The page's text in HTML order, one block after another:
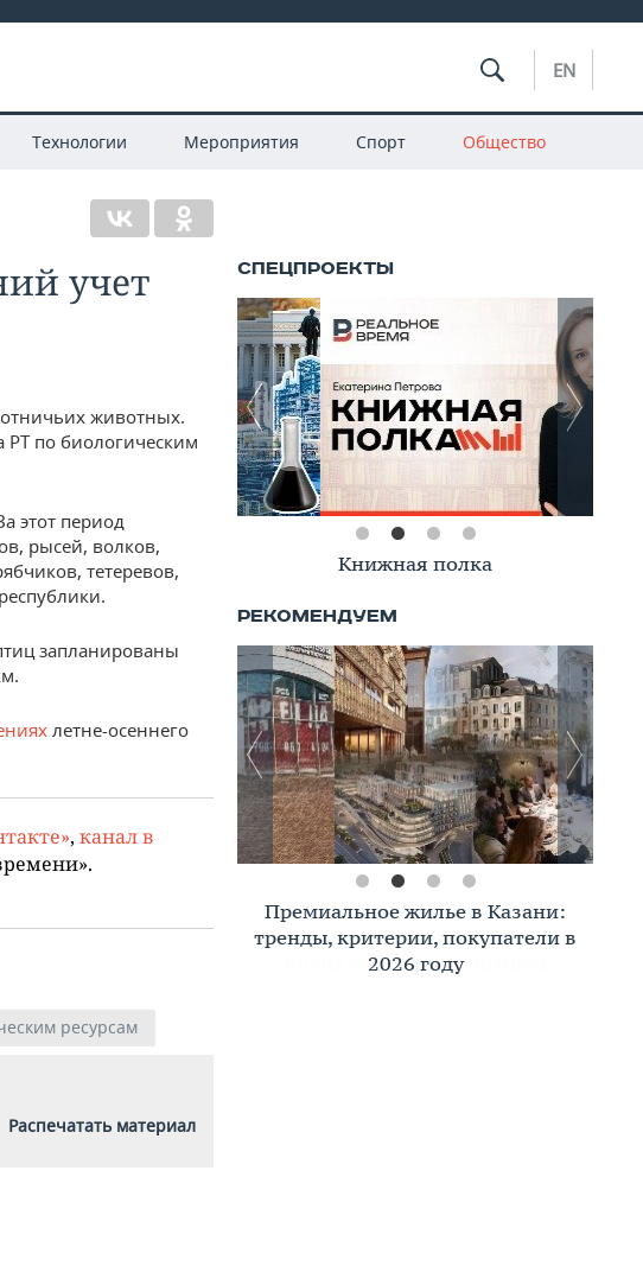
EN
Технологии Мероприятия Спорт Общество
учет
животных.
РТ по биологическим
этот период
рысей, волков,
тетеревов,
запланированы
летне-осеннего
, канал в
ресурсам
Распечатать материал
Книжная полка
Премиальное жилье в Казани:
тренды, критерии, покупатели в
2026 году